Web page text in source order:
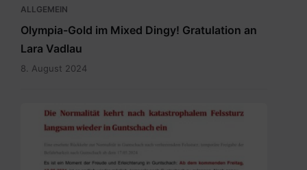
ALLGEMEIN
Olympia-Gold im Mixed Dingy! Gratulation an
Lara Vadlau
8. August 2024
20240515
Newsletter
Befahrbarkeit